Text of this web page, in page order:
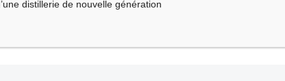
distillerie de nouvelle génération